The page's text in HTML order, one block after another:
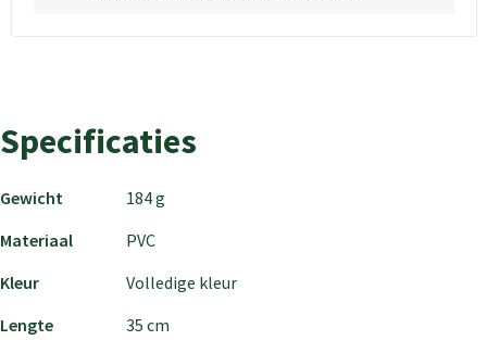
Specificaties
Gewicht
184 g
Materiaal
PVC
Kleur
Volledige kleur
Lengte
35 cm